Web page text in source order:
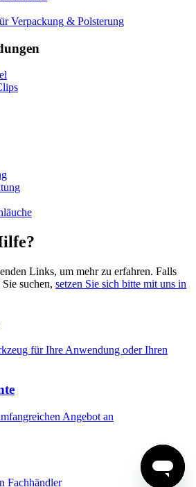
Verpackung & Polsterung
Links, um mehr zu erfahren. Falls
suchen, setzen Sie sich bitte mit uns in
für Ihre Anwendung oder Ihren
Angebot an
Fachhändler